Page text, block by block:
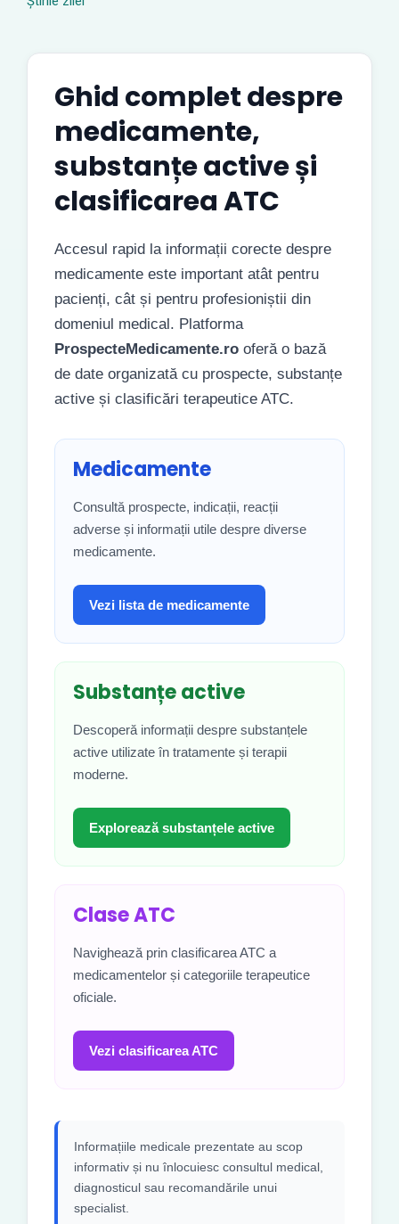
Ghid complet despre
medicamente,
substanțe active și
clasificarea ATC
Accesul rapid la informații corecte despre
medicamente este important atât pentru
pacienți, cât și pentru profesioniștii din
domeniul medical. Platforma
ProspecteMedicamente.ro oferă o bază
de date organizată cu prospecte, substanțe
active și clasificări terapeutice ATC.
Medicamente
Consultă prospecte, indicații, reacții
adverse și informații utile despre diverse
medicamente.
Vezi lista de medicamente
Substanțe active
Descoperă informații despre substanțele
active utilizate în tratamente și terapii
moderne.
Explorează substanțele active
Clase ATC
Navighează prin clasificarea ATC a
medicamentelor și categoriile terapeutice
oficiale.
Vezi clasificarea ATC
Informațiile medicale prezentate au scop
informativ și nu înlocuiesc consultul medical,
diagnosticul sau recomandările unui
specialist.